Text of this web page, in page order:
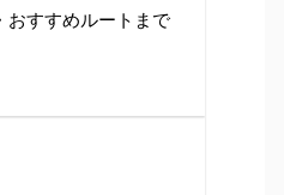
おすすめルートまで